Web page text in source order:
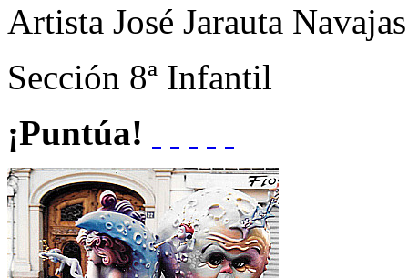
Artista José Jarauta Navajas
Sección 8ª Infantil
¡Puntúa!